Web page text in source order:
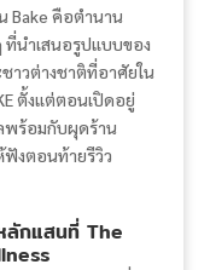
Bake คือตำนาน
ที่นำเสนอรูปแบบของ
าวต่างชาติที่อาศัยใน
ตั้งแต่ตอนเปิดอยู่
พร้อมกับผุดร้าน
ฟังตอนท้ายรีวิว
ลักแสนที่ The